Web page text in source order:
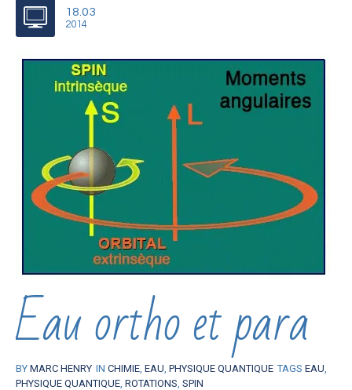
18.03
2014
Eau ortho et para
BY MARC HENRY IN CHIMIE EAU PHYSIQUE QUANTIQUE TAGS EAU
PHYSIQUE QUANTIQUE ROTATIONS SPIN